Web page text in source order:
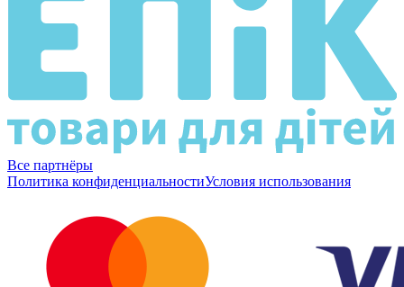
Все партнёры
Политика конфиденциальностиУсловия использования